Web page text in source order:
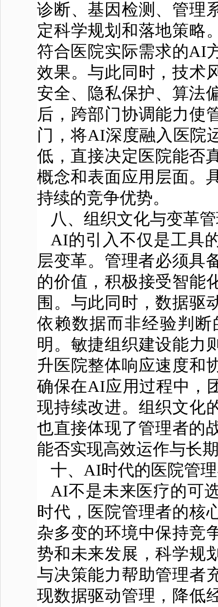
诊断、基因检测、管理
定科学规划和落地策略
符合医院实际需求的AI
效果。与此同时，技术
安全、隐私保护、算法
后，跨部门协调能力使
门，将AI深度融入医院
低，直接决定医院能否
概念和表面应用层面。
持续的竞争优势。
八、组织文化与变革
AI的引入不仅是工具
层变革。管理者必须具
的价值，积极接受智能
围。与此同时，数据驱
依赖数据而非经验判
明。敏捷组织建设能力
升医院整体响应速度和
确保在AI应用过程中，
现持续改进。组织文化
也直接体现了管理者的
能否实现高效运作与长
十、AI时代的医院管
AI不是未来医疗的可
时代，医院管理者的核
杂多变的环境中保持竞
势和未来发展，科学规
与决策能力帮助管理者
现数据驱动管理，降低